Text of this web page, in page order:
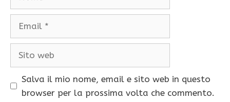
Salva il mio nome, email e sito web in questo
browser per la prossima volta che commento.